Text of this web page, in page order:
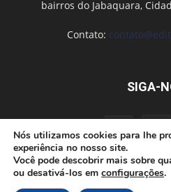
bairros do Jabaquara,
Contato:
SIGA-
Fale conosco
Nós utilizamos cookies para lhe
experiência no nosso site.
Você pode descobrir mais sobre
ou desativá-los em configurações.